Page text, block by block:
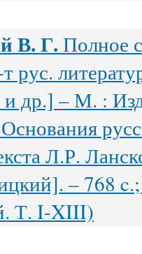
В. Г. Полное
рус.
и др.] – М. :
Л.Р.
– 768
Т. I-XIII)